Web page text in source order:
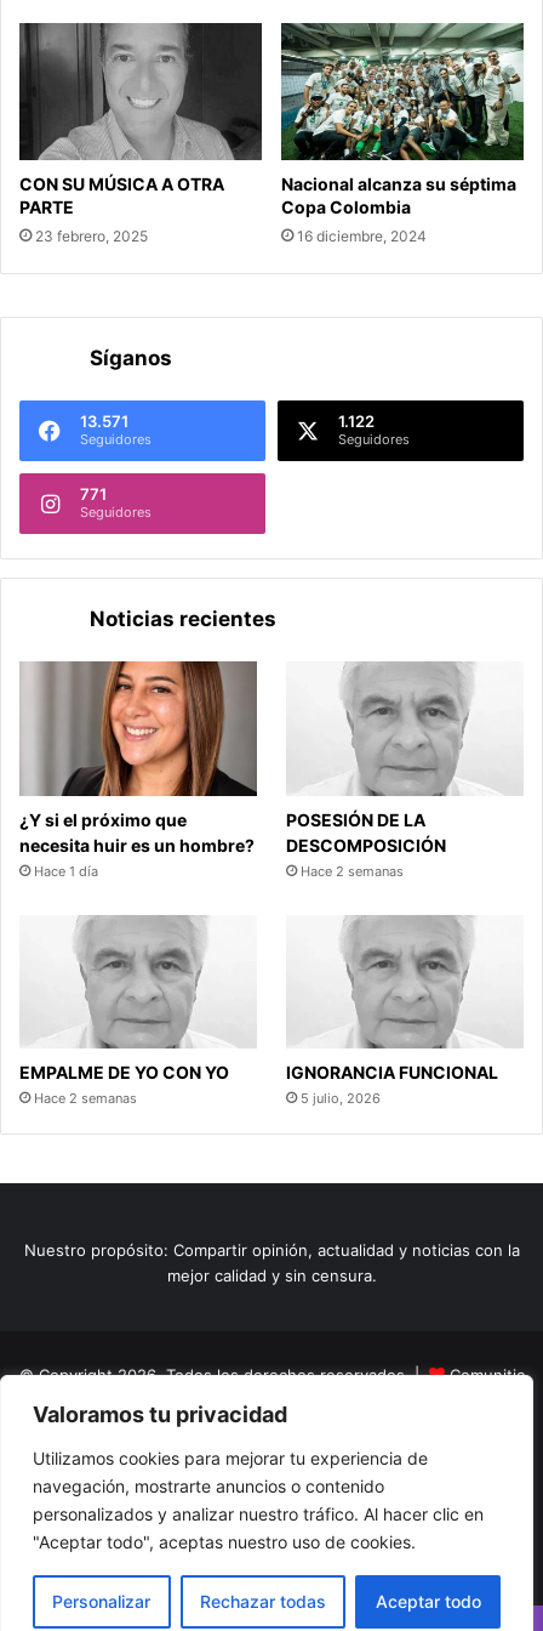
Valoramos tu privacidad
Utilizamos cookies para mejorar tu experiencia de
navegación, mostrarte anuncios o contenido
personalizados y analizar nuestro tráfico. Al hacer clic en
"Aceptar todo", aceptas nuestro uso de cookies.
Personalizar Rechazar todas Aceptar todo
CON SU MÚSICA A OTRA
PARTE
23 febrero, 2025
Nacional alcanza su séptima
Copa Colombia
16 diciembre, 2024
Síganos
13.571
Seguidores
1.122
Seguidores
771
Seguidores
Noticias recientes
¿Y si el próximo que
necesita huir es un hombre?
Hace 1 día
POSESIÓN DE LA
DESCOMPOSICIÓN
Hace 2 semanas
EMPALME DE YO CON YO
Hace 2 semanas
IGNORANCIA FUNCIONAL
5 julio, 2026
Nuestro propósito: Compartir opinión, actualidad y noticias con la
mejor calidad y sin censura.
© Copyright 2026, Todos los derechos reservados |
Comunitic
SAS BICNit 901228106
Home
Actualidad Variedades Opinion Turismo
El Tinteadero
Caricaturas Reportajes
FacebookYouTubeInstagram